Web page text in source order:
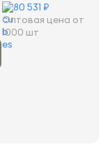
80 531 ₽
Оптовая цена от
1000 шт